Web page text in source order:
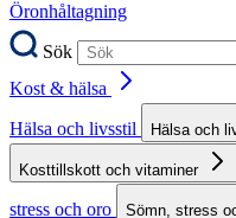
Öronhåltagning
Sök
Kost & hälsa
Hälsa och livsstil
Hälsa och
Kosttillskott och vitaminer
stress och oro
Sömn, stress